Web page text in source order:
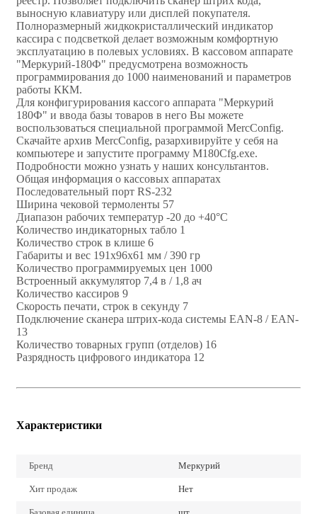
выносную клавиатуру или дисплей покупателя.
Полноразмерный жидкокристаллический индикатор
кассира с подсветкой делает возможным комфортную
эксплуатацию в полевых условиях. В кассовом аппарате
"Меркурий-180Ф" предусмотрена возможность
программирования до 1000 наименований и параметров
работы ККМ.
Для конфигурирования кассого аппарата "Меркурий
180Ф" и ввода базы товаров в него Вы можете
воспользоваться специальной программой MercConfig.
Скачайте архив MercConfig, разархивируйте у себя на
компьютере и запустите программу M180Cfg.exe.
Подробности можно узнать у наших консультантов.
Общая информация о кассовых аппаратах
Последовательный порт RS-232
Ширина чековой термоленты 57
Диапазон рабочих температур -20 до +40°С
Количество индикаторных табло 1
Количество строк в клише 6
Габариты и вес 191х96х61 мм / 390 гр
Количество программируемых цен 1000
Встроенный аккумулятор 7,4 в / 1,8 ач
Количество кассиров 9
Скорость печати, строк в секунду 7
Подключение сканера штрих-кода системы EAN-8 / EAN-
13
Количество товарных групп (отделов) 16
Разрядность цифрового индикатора 12
Характеристики
Бренд Меркурий
Хит продаж Нет